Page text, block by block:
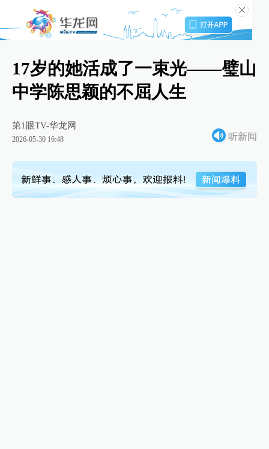
17岁的她活成了一束光——璧山
中学陈思颖的不屈人生
第1眼TV-华龙网
2026-05-30 16:48 听新闻